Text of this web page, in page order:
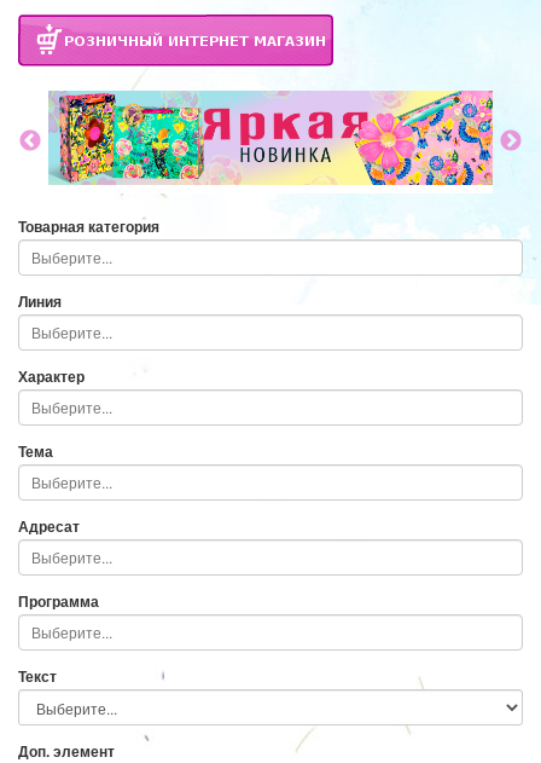
Товарная категория
Линия
Характер
Тема
Адресат
Программа
Текст
Доп. элемент